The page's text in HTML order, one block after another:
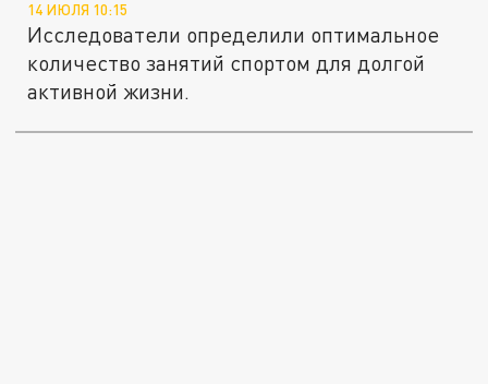
14 ИЮЛЯ 10:15
Исследователи определили оптимальное
количество занятий спортом для долгой
активной жизни.